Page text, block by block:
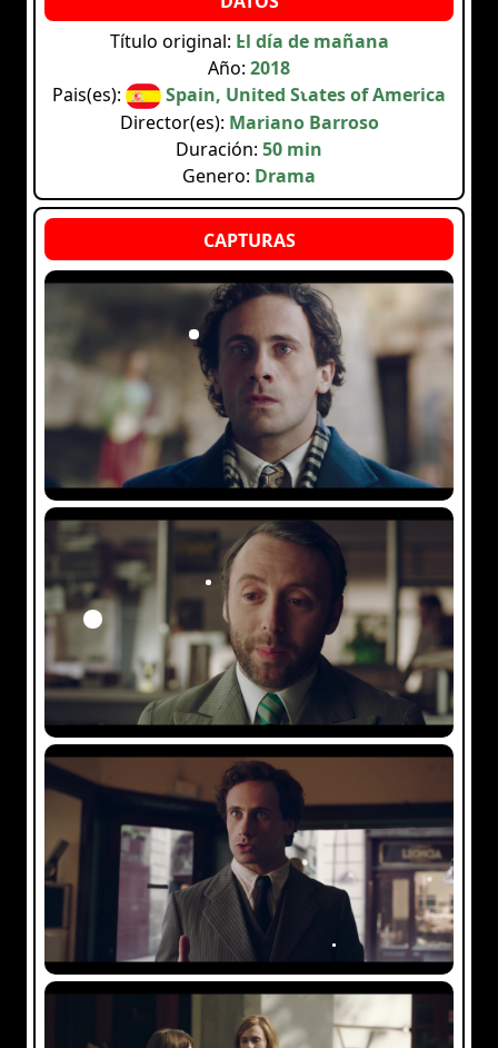
Título original: El día de mañana
Año: 2018
Pais(es):
Spain, United States of America
Director(es): Mariano Barroso
Duración: 50 min
Genero: Drama